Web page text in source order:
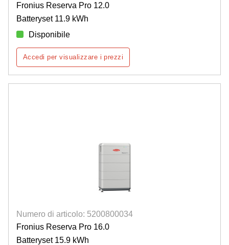
Fronius Reserva Pro 12.0
Batteryset 11.9 kWh
Disponibile
Accedi per visualizzare i prezzi
Numero di articolo: 5200800034
Fronius Reserva Pro 16.0
Batteryset 15.9 kWh